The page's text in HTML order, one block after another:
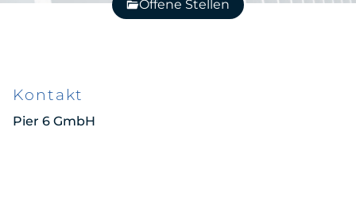
Offene Stellen
Kontakt
Pier 6 GmbH